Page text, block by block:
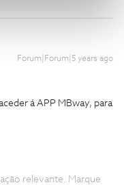
Forum|Forum|5 years ago
á APP MBway, para
relevante. Marque